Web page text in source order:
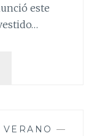
este
VERANO —